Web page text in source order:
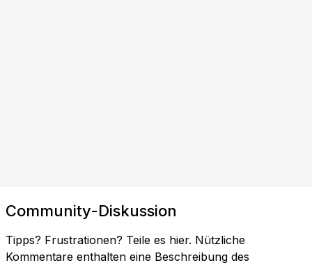
Community-Diskussion
Tipps? Frustrationen? Teile es hier. Nützliche
Kommentare enthalten eine Beschreibung des